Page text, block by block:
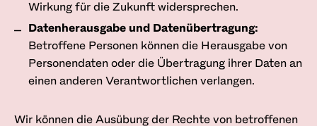
Wirkung für die Zukunft widersprechen.
Datenherausgabe und Datenübertragung:
Betroffene Personen können die Herausgabe von
Personendaten oder die Übertragung ihrer Daten an
einen anderen Verantwortlichen verlangen.
Wir können die Ausübung der Rechte von betroffenen